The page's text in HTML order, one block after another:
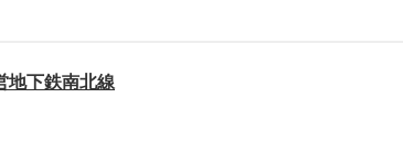
地下鉄南北線